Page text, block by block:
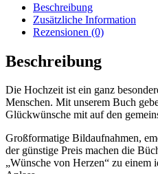
Beschreibung
Zusätzliche Information
Rezensionen (0)
Beschreibung
Die Hochzeit ist ein ganz
Menschen. Mit unserem Buch
Glückwünsche mit auf den
Großformatige Bildaufnahmen,
der günstige Preis machen die
„Wünsche von Herzen“ zu einem